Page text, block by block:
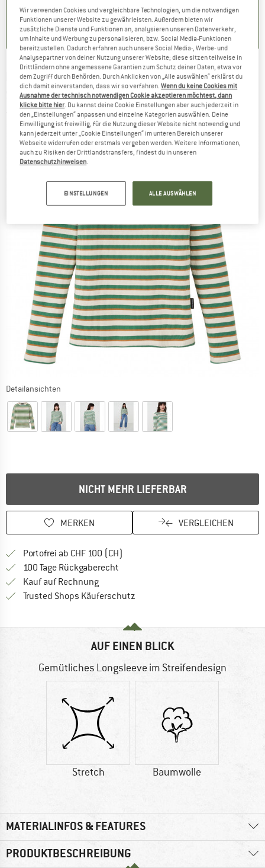
252)
4.9(23)
13
4.8(8)
RECOLUTION -Women's Longsleeve Lovage
Stripes - Longsleeve
(0)
Detailansichten
NICHT MEHR LIEFERBAR
MERKEN VERGLEICHEN
Portofrei ab CHF 100 (CH)
100 Tage Rückgaberecht
Kauf auf RechnungFinde die Zahlungs-Infos hier! Öffnet
Trusted Shops Käuferschutz
AUF EINEN BLICK
Gemütliches Longsleeve im Streifendesign
Stretch Baumwolle
MATERIALINFOS & FEATURES
PRODUKTBESCHREIBUNG
Wir verwenden Cookies und vergleichbare Technologien, um die notwendigen
Funktionen unserer Website zu gewährleisten. Außerdem bieten wir
zusätzliche Dienste und Funktionen an, analysieren unseren Datenverkehr,
um Inhalte und Werbung zu personalisieren, bzw. Social Media-Funktionen
bereitzustellen. Dadurch erfahren auch unsere Social Media-, Werbe- und
Analysepartner von deiner Nutzung unserer Website; diese sitzen teilweise in
Drittländern ohne angemessene Garantien zum Schutz deiner Daten, etwa vor
dem Zugriff durch Behörden. Durch Anklicken von „Alle auswählen“ erklärst du
dich damit einverstanden, dass wir so verfahren.Wenn du keine Cookies mit
Ausnahme der technisch notwendigen Cookie akzeptieren möchtest, dann
klicke bitte hier . Du kannst deine Cookie Einstellungen aber auch jederzeit in
den „Einstellungen“ anpassen und einzelne Kategorien auswählen. Deine
Einwilligung ist freiwillig, für die Nutzung dieser Website nicht notwendig und
kann jederzeit unter „Cookie Einstellungen“ im unteren Bereich unserer
Webseite widerrufen oder erstmals vergeben werden. Weitere Informationen,
auch zu Risiken der Drittlandstransfers, findest du in unseren
Datenschutzhinweisen
EINSTELLUNGEN ALLE AUSWÄHLEN